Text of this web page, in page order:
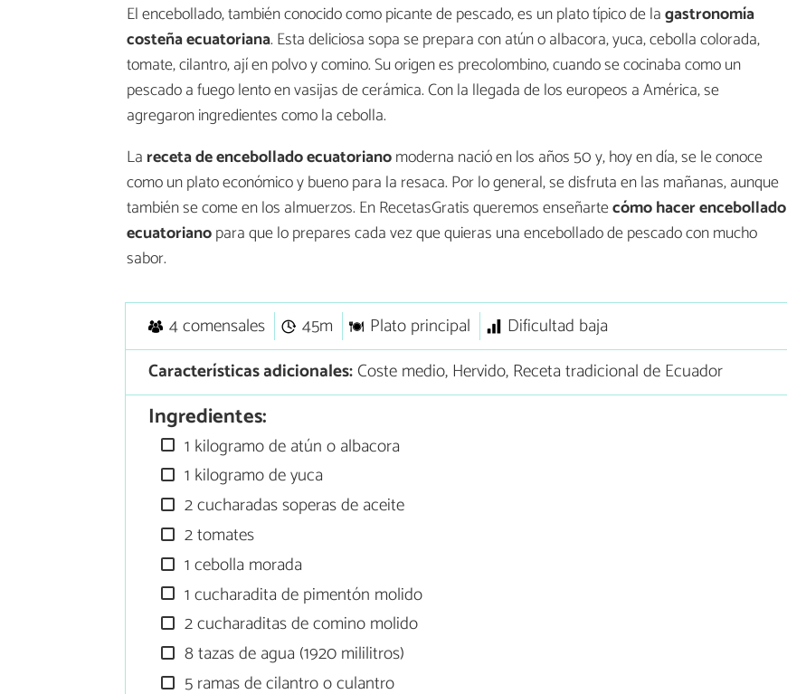
El encebollado, también conocido como picante de pescado, es un plato típico de lagastronomía
costeña ecuatoriana. Esta deliciosa sopa se prepara con atún o albacora, yuca, cebolla colorada,
tomate, cilantro, ají en polvo y comino. Su origen es precolombino, cuando se cocinaba como un
pescado a fuego lento en vasijas de cerámica. Con la llegada de los europeos a América, se
agregaron ingredientes como la cebolla.
La receta de encebollado ecuatorianomoderna nació en los años 50 y, hoy en día, se le conoce
como un plato económico y bueno para la resaca. Por lo general, se disfruta en las mañanas, aunque
también se come en los almuerzos. En RecetasGratis queremos enseñartecómo hacer encebollado
ecuatorianopara que lo prepares cada vez que quieras una encebollado de pescado con mucho
sabor.
4 comensales 45m Plato principal
Dificultad baja
Características adicionales:Coste medio, Hervido, Receta tradicional de Ecuador
Ingredientes:
1 kilogramo de atún o albacora
1 kilogramo de yuca
2 cucharadas soperas de aceite
2 tomates
1 cebolla morada
1 cucharadita de pimentón molido
2 cucharaditas de comino molido
8 tazas de agua (1920 mililitros)
5 ramas de cilantro o culantro